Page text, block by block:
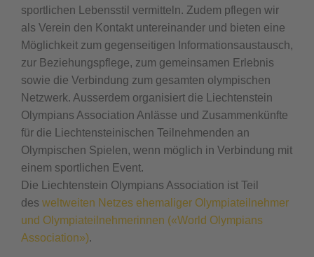
sportlichen Lebensstil vermitteln. Zudem pflegen wir
als Verein den Kontakt untereinander und bieten eine
Möglichkeit zum gegenseitigen Informationsaustausch,
zur Beziehungspflege, zum gemeinsamen Erlebnis
sowie die Verbindung zum gesamten olympischen
Netzwerk. Ausserdem organisiert die Liechtenstein
Olympians Association Anlässe und Zusammenkünfte
für die Liechtensteinischen Teilnehmenden an
Olympischen Spielen, wenn möglich in Verbindung mit
einem sportlichen Event.
Die Liechtenstein Olympians Association ist Teil
des weltweiten Netzes ehemaliger Olympiateilnehmer
und Olympiateilnehmerinnen («World Olympians
Association»).